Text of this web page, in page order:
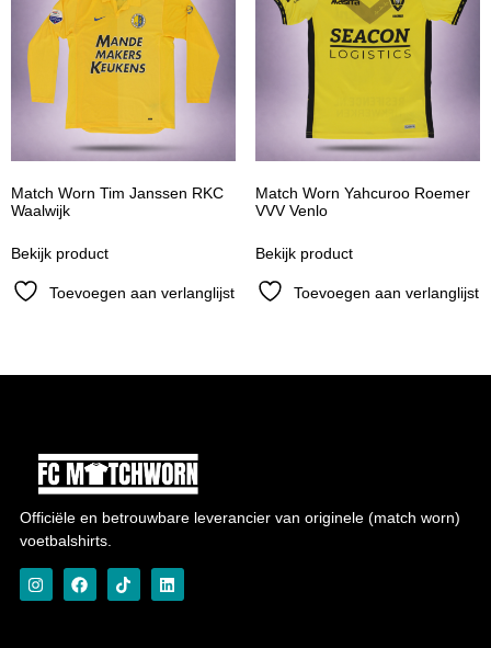
Match Worn Tim Janssen RKC
Waalwijk
Bekijk product
Toevoegen aan verlanglijst
Match Worn Yahcuroo Roemer
VVV Venlo
Bekijk product
Toevoegen aan verlanglijst
Officiële en betrouwbare leverancier van originele (match worn)
voetbalshirts.